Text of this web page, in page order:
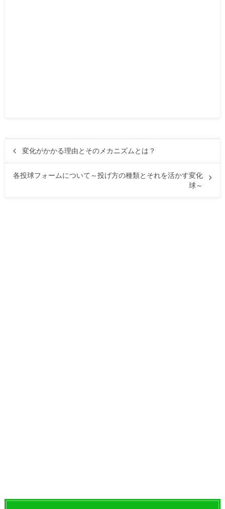
変化がかかる理由とそのメカニズムとは？
各投球フォームについて～投げ方の種類とそれを活かす変化
球～